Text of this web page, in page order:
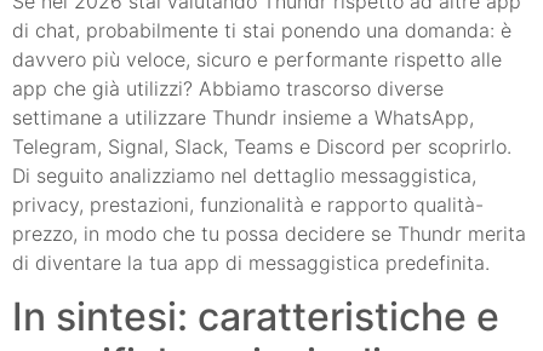
di chat, probabilmente ti stai ponendo una domanda: è
davvero più veloce, sicuro e performante rispetto alle
app che già utilizzi? Abbiamo trascorso diverse
settimane a utilizzare Thundr insieme a WhatsApp,
Telegram, Signal, Slack, Teams e Discord per scoprirlo.
Di seguito analizziamo nel dettaglio messaggistica,
privacy, prestazioni, funzionalità e rapporto qualità-
prezzo, in modo che tu possa decidere se Thundr merita
di diventare la tua app di messaggistica predefinita.
In sintesi: caratteristiche e